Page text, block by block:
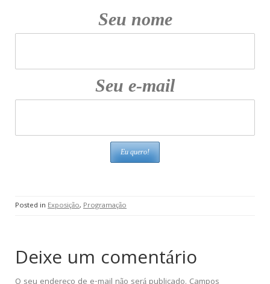
Seu nome
Seu e-mail
Posted in Exposição, Programação
Deixe um comentário